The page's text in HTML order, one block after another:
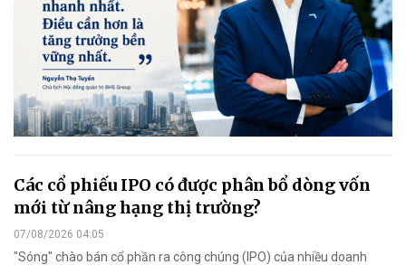
Các cổ phiếu IPO có được phân bổ dòng vốn
mới từ nâng hạng thị trường?
07/08/2026 04:05
"Sóng" chào bán cổ phần ra công chúng (IPO) của nhiều doanh